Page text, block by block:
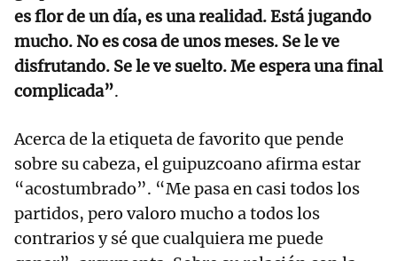
es flor de un día, es una realidad. Está jugando
mucho. No es cosa de unos meses. Se le ve
disfrutando. Se le ve suelto. Me espera una final
complicada”.
Acerca de la etiqueta de favorito que pende
sobre su cabeza, el guipuzcoano afirma estar
“acostumbrado”. “Me pasa en casi todos los
partidos, pero valoro mucho a todos los
contrarios y sé que cualquiera me puede